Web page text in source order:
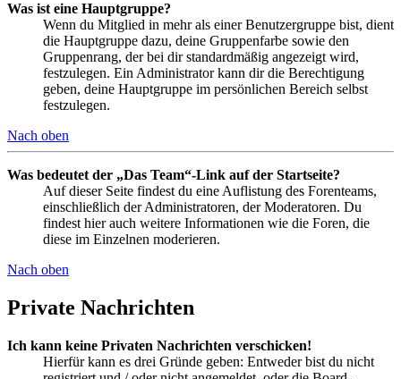
Was ist eine Hauptgruppe?
Wenn du Mitglied in mehr als einer Benutzergruppe bist, dient
die Hauptgruppe dazu, deine Gruppenfarbe sowie den
Gruppenrang, der bei dir standardmäßig angezeigt wird,
festzulegen. Ein Administrator kann dir die Berechtigung
geben, deine Hauptgruppe im persönlichen Bereich selbst
festzulegen.
Nach oben
Was bedeutet der „Das Team“-Link auf der Startseite?
Auf dieser Seite findest du eine Auflistung des Forenteams,
einschließlich der Administratoren, der Moderatoren. Du
findest hier auch weitere Informationen wie die Foren, die
diese im Einzelnen moderieren.
Nach oben
Private Nachrichten
Ich kann keine Privaten Nachrichten verschicken!
Hierfür kann es drei Gründe geben: Entweder bist du nicht